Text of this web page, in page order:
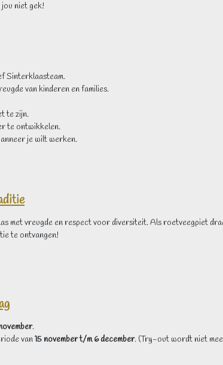
niet gek!
Sinterklaasteam.
van kinderen en families.
te zijn.
te ontwikkelen.
je wilt werken.
met vreugde en respect voor diversiteit. Als roetveegpiet
te ontvangen!
.
van15 november t/m 6 december. (Try-out wordt niet